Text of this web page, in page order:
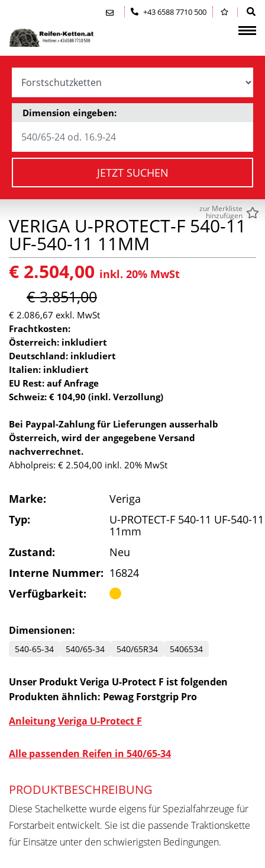
Zum Inhalt springen (Alt+0)
Zum Hauptmenü springen (Alt+1)+43 6588 7710 500
Dimension eingeben:
JETZT SUCHEN
zur Merkliste
hinzufügen
VERIGA U-PROTECT-F 540-11
UF-540-11 11MM
€ 2.504,00 inkl. 20% MwSt
€ 3.851,00
€ 2.086,67 exkl. MwSt
Frachtkosten:
Österreich: inkludiert
Deutschland: inkludiert
Italien: inkludiert
EU Rest: auf Anfrage
Schweiz: € 104,90 (inkl. Verzollung)
Bei Paypal-Zahlung für Lieferungen ausserhalb
Österreich, wird der angegebene Versand
nachverrechnet.
Abholpreis: € 2.504,00 inkl. 20% MwSt
Marke:
Veriga
Typ:
U-PROTECT-F 540-11 UF-540-11
11mm
Zustand:
Neu
Interne Nummer: 16824
Verfügbarkeit:
Dimensionen:
540-65-34 540/65-34 540/65R34 5406534
Unser Produkt Veriga U-Protect F ist folgenden
Produkten ähnlich: Pewag Forstgrip Pro
Anleitung Veriga U-Protect F
Alle passenden Reifen in 540/65-34
PRODUKTBESCHREIBUNG
Diese Stachelkette wurde eigens für Spezialfahrzeuge für
Forstarbeit entwickelt. Sie ist die passende Traktionskette
für Einsätze unter den schwierigsten Bedingungen.